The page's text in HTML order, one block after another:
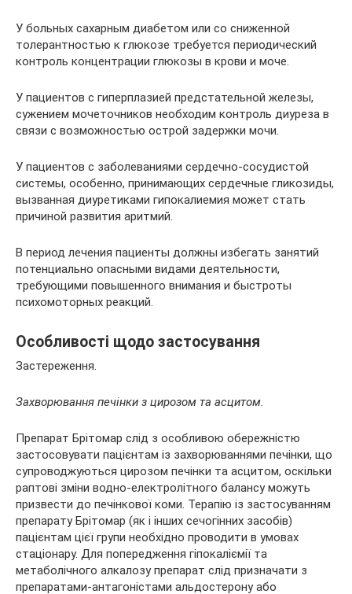
У больных сахарным диабетом или со сниженной
толерантностью к глюкозе требуется периодический
контроль концентрации глюкозы в крови и моче.
У пациентов с гиперплазией предстательной железы,
сужением мочеточников необходим контроль диуреза в
связи с возможностью острой задержки мочи.
У пациентов с заболеваниями сердечно-сосудистой
системы, особенно, принимающих сердечные гликозиды,
вызванная диуретиками гипокалиемия может стать
причиной развития аритмий.
В период лечения пациенты должны избегать занятий
потенциально опасными видами деятельности,
требующими повышенного внимания и быстроты
психомоторных реакций.
Особливості щодо застосування
Застереження.
Захворювання печінки з цирозом та асцитом.
Препарат Брітомар слід з особливою обережністю
застосовувати пацієнтам із захворюваннями печінки, що
супроводжуються цирозом печінки та асцитом, оскільки
раптові зміни водно-електролітного балансу можуть
призвести до печінкової коми. Терапію із застосуванням
препарату Брітомар (як і інших сечогінних засобів)
пацієнтам цієї групи необхідно проводити в умовах
стаціонару. Для попередження гіпокаліємії та
метаболічного алкалозу препарат слід призначати з
препаратами-антагоністами альдостерону або